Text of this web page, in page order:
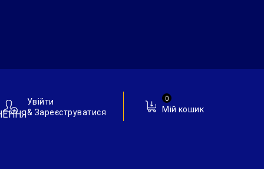
Мій кошик
0
Увійти
& Зареєструватися